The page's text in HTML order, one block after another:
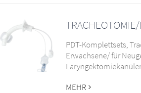
PDT-Komplettsets,
Erwachsene/ für
MEHR